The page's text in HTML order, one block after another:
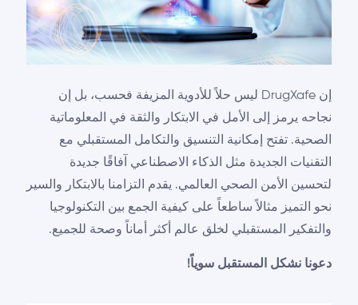
إن DrugXafe ليس حلاً للأدوية المزيفة فحسب، بل إن
نجاحه يرمز إلى الأمل في الابتكار والثقة في المعلوماتية
الصحية. تفتح إمكانية التنسيق والتكامل المستقبلي مع
التقنيات الجديدة مثل الذكاء الاصطناعي آفاقًا جديدة
لتحسين الأمن الصحي العالمي. يقدم التزامنا بالابتكار والسير
نحو التميز مثالاً ساطعاً على كيفية الجمع بين التكنولوجيا
والتفكير المستقبلي لخلق عالم أكثر أماناً وصحة للجميع.
دعونا نشكل المستقبل سوياً!